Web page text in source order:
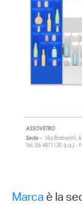
Marca è la